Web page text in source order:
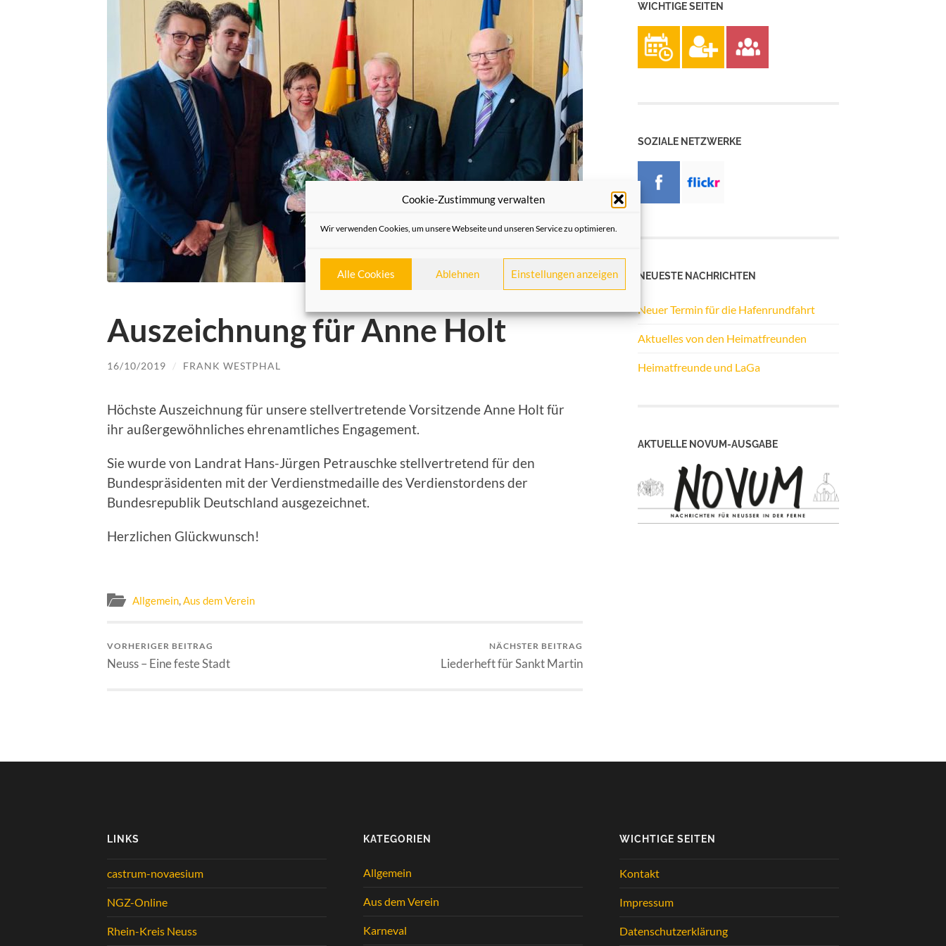
Cookie-Zustimmung verwalten
Wir verwenden Cookies, um unsere Webseite und unseren Service zu optimieren.
Alle Cookies Ablehnen Einstellungen anzeigen
Auszeichnung für Anne Holt
16/10/2019 / FRANK WESTPHAL
Höchste Auszeichnung für unsere stellvertretende Vorsitzende Anne Holt für
ihr außergewöhnliches ehrenamtliches Engagement.
Sie wurde von Landrat Hans-Jürgen Petrauschke stellvertretend für den
Bundespräsidenten mit der Verdienstmedaille des Verdienstordens der
Bundesrepublik Deutschland ausgezeichnet.
Herzlichen Glückwunsch!
Allgemein,Aus dem Verein
VORHERIGER BEITRAG
Neuss – Eine feste Stadt
NÄCHSTER BEITRAG
Liederheft für Sankt Martin
WICHTIGE SEITEN
SOZIALE NETZWERKE
NEUESTE NACHRICHTEN
Neuer Termin für die Hafenrundfahrt
Aktuelles von den Heimatfreunden
Heimatfreunde und LaGa
AKTUELLE NOVUM-AUSGABE
LINKS
castrum-novaesium
NGZ-Online
Rhein-Kreis Neuss
KATEGORIEN
Allgemein
Aus dem Verein
Karneval
WICHTIGE SEITEN
Kontakt
Impressum
Datenschutzerklärung